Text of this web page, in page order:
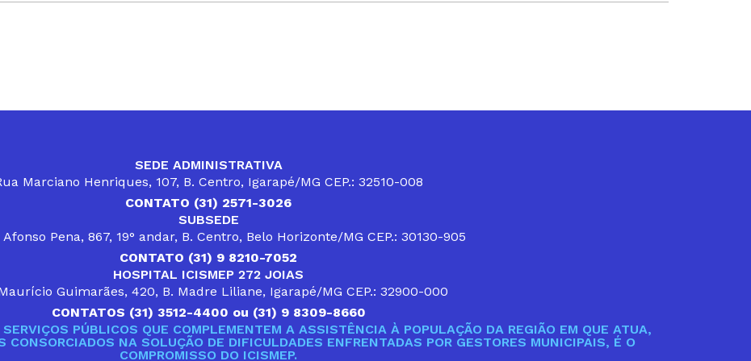
SEDE ADMINISTRATIVA
Marciano Henriques, 107, B. Centro, Igarapé/MG CEP.: 32510-008
CONTATO (31) 2571-3026
SUBSEDE
Pena, 867, 19° andar, B. Centro, Belo Horizonte/MG CEP.: 30130-905
CONTATO (31) 9 8210-7052
HOSPITAL ICISMEP 272 JOIAS
Guimarães, 420, B. Madre Liliane, Igarapé/MG CEP.: 32900-000
CONTATOS (31) 3512-4400 ou (31) 9 8309-8660
PÚBLICOS QUE COMPLEMENTEM A ASSISTÊNCIA À POPULAÇÃO DA REGIÃO EM QUE ATUA,
CONSORCIADOS NA SOLUÇÃO DE DIFICULDADES ENFRENTADAS POR GESTORES MUNICIPAIS, É O
COMPROMISSO DO ICISMEP.